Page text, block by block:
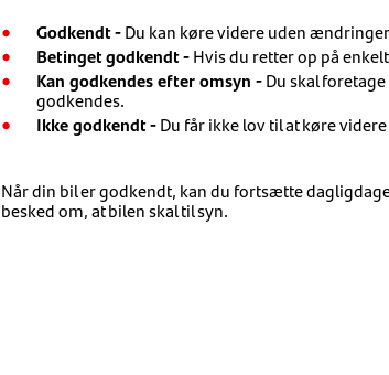
Godkendt -Du kan køre videre uden
Betinget godkendt -Hvis du retter op på
Kan godkendes efter omsyn -Du skal
godkendes.
Ikke godkendt -Du får ikke lov til at køre
Når din bil er godkendt, kan du fortsætte
besked om, at bilen skal til syn.